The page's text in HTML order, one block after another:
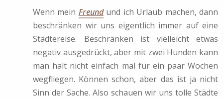
Wenn mein Freundund ich Urlaub machen, dann
beschränken wir uns eigentlich immer auf eine
Städtereise. Beschränken ist vielleicht etwas
negativ ausgedrückt, aber mit zwei Hunden kann
man halt nicht einfach mal für ein paar Wochen
wegfliegen. Können schon, aber das ist ja nicht
Sinn der Sache. Also schauen wir uns tolle Städte